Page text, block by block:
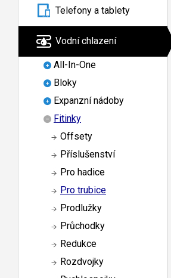
Telefony a tablety
Vodní chlazení
All-In-One
Bloky
Expanzní nádoby
Fitinky
Offsety
Příslušenství
Pro hadice
Pro trubice
Prodlužky
Průchodky
Redukce
Rozdvojky